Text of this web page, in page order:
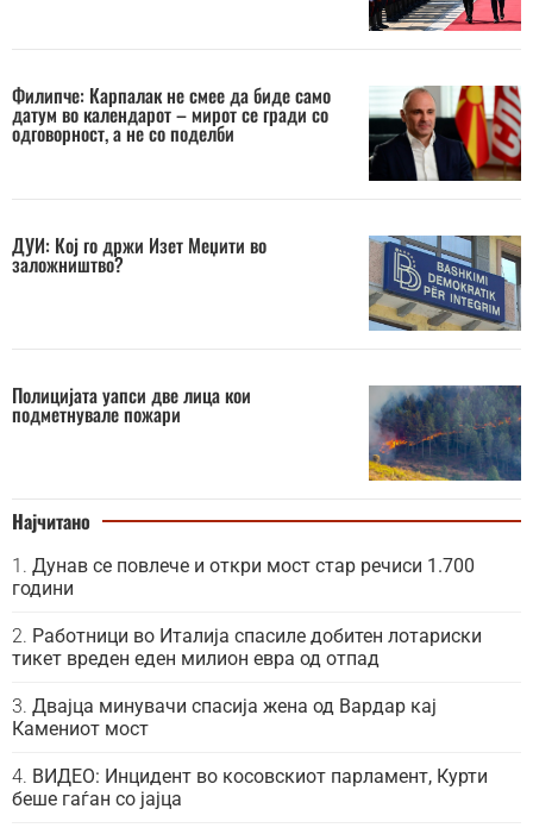
Филипче: Карпалак не смее да биде само
датум во календарот – мирот се гради со
одговорност, а не со поделби
ДУИ: Кој го држи Изет Меџити во
заложништво?
Полицијата уапси две лица кои
подметнувале пожари
Најчитано
Дунав се повлече и откри мост стар речиси 1.700
години
Работници во Италија спасиле добитен лотариски
тикет вреден еден милион евра од отпад
Двајца минувачи спасија жена од Вардар кај
Камениот мост
ВИДЕО: Инцидент во косовскиот парламент, Курти
беше гаѓан со јајца